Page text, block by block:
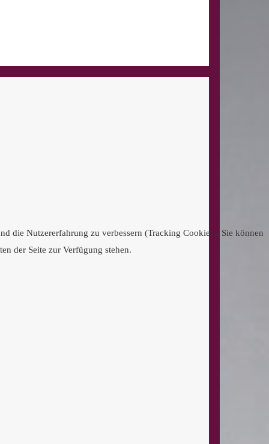
die Nutzererfahrung zu verbessern (Tracking Cookies). Sie können
der Seite zur Verfügung stehen.